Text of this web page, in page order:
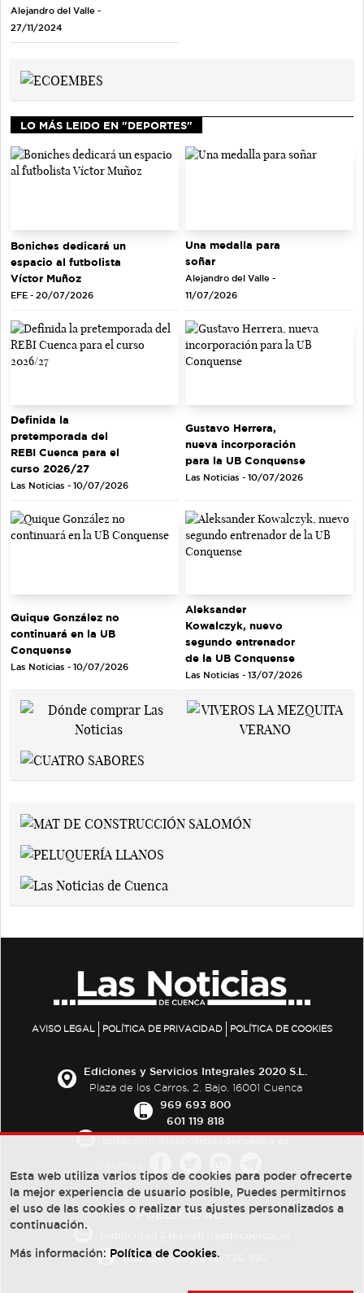
Alejandro del Valle -
27/11/2024
LO MÁS LEIDO EN "DEPORTES"
Boniches dedicará un
espacio al futbolista
Víctor Muñoz
EFE - 20/07/2026
Una medalla para
soñar
Alejandro del Valle -
11/07/2026
Definida la
pretemporada del
REBI Cuenca para el
curso 2026/27
Las Noticias - 10/07/2026
Gustavo Herrera,
nueva incorporación
para la UB Conquense
Las Noticias - 10/07/2026
Quique González no
continuará en la UB
Conquense
Las Noticias - 10/07/2026
Aleksander
Kowalczyk, nuevo
segundo entrenador
de la UB Conquense
Las Noticias - 13/07/2026
AVISO LEGAL POLÍTICA DE PRIVACIDAD POLÍTICA DE COOKIES
Ediciones y Servicios Integrales 2020 S.L.
Plaza de los Carros, 2. Bajo. 16001 Cuenca
969 693 800
601 119 818
PUBLICIDAD:
684 126 573/670 726 392
Esta web utiliza varios tipos de cookies para poder ofrecerte
la mejor experiencia de usuario posible, Puedes permitirnos
el uso de las cookies o realizar tus ajustes personalizados a
continuación.
Más información: Política de Cookies.